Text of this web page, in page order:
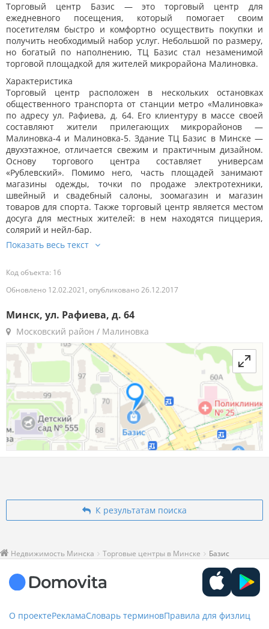
Торговый центр Базис — это торговый центр для
ежедневного посещения, который помогает своим
посетителям быстро и комфортно осуществить покупки и
получить необходимый набор услуг. Небольшой по размеру,
но богатый по наполнению, ТЦ Базис стал незаменимой
торговой площадкой для жителей микрорайона Малиновка.
Характеристика
Торговый центр расположен в нескольких остановках
общественного транспорта от станции метро «Малиновка»
по адресу ул. Рафиева, д. 64. Его клиентуру в массе своей
составляют жители прилегающих микрорайонов —
Малиновка-4 и Малиновка-5. Здание ТЦ Базис в Минске —
двухэтажное, отличается свежим и практичным дизайном.
Основу торгового центра составляет универсам
«Рублевский». Помимо него, часть площадей занимают
магазины одежды, точки по продаже электротехники,
швейный и свадебный салоны, зоомагазин и магазин
товаров для спорта. Также торговый центр является местом
досуга для местных жителей: в нем находятся пиццерия,
солярий и нейл-бар.
Код объекта: 16
Обновлено 12.02.2021, опубликовано 26.12.2017
Минск, ул. Рафиева, д. 64
Московский район / Малиновка
К результатам поиска
Недвижимость Минска Торговые центры в Минске Базис
О проектеРекламаСловарь терминовПравила для физлиц